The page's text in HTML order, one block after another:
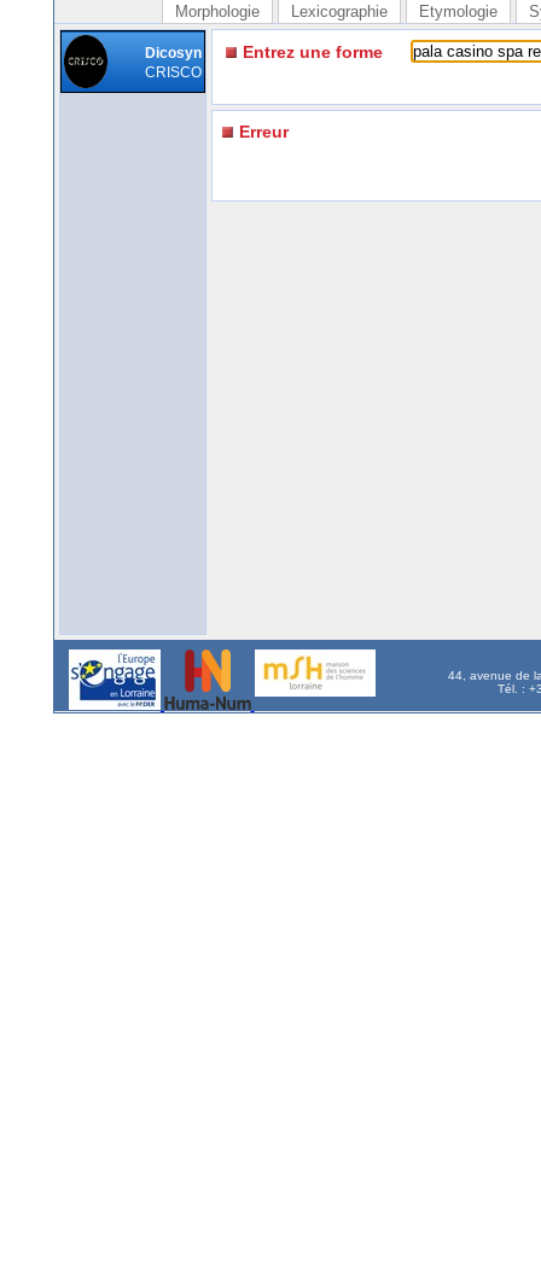
Morphologie Lexicographie Etymologie
Dicosyn
CRISCO
Entrez une forme
Erreur
44, avenue de
Tél. :